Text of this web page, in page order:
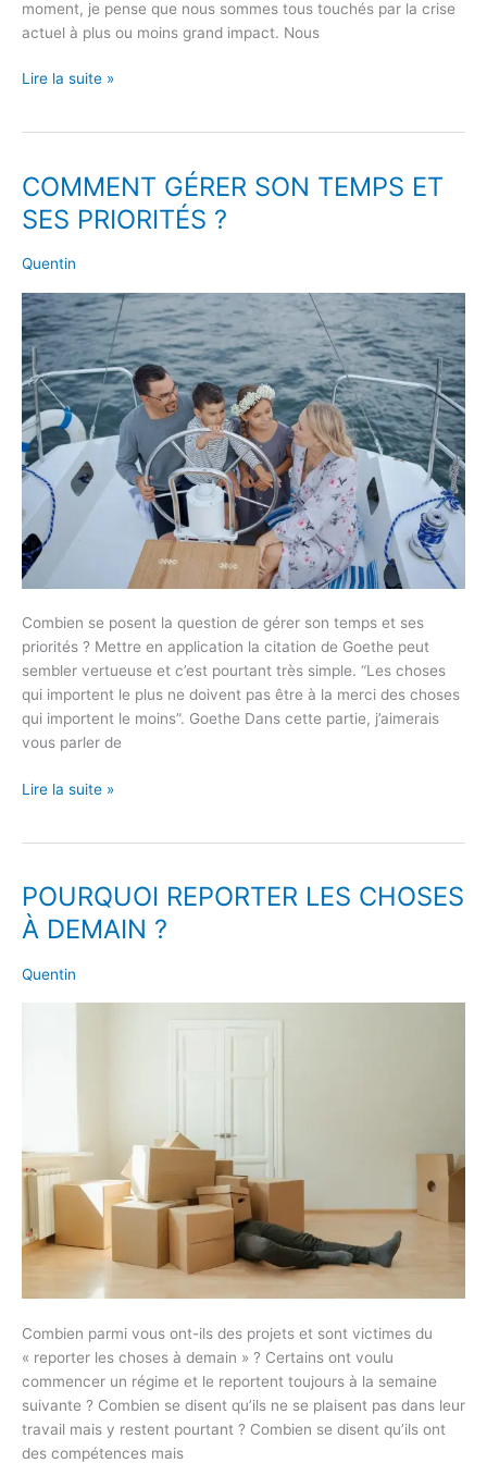
moment, je pense que nous sommes tous touchés par la crise
actuel à plus ou moins grand impact. Nous
Lire la suite »
COMMENT GÉRER SON TEMPS ET
SES PRIORITÉS ?
Quentin
Combien se posent la question de gérer son temps et ses
priorités ? Mettre en application la citation de Goethe peut
sembler vertueuse et c’est pourtant très simple. “Les choses
qui importent le plus ne doivent pas être à la merci des choses
qui importent le moins”. Goethe Dans cette partie, j’aimerais
vous parler de
COMMENT
GÉRER
SON
TEMPS
SES
PRIORITÉS
?
Lire la suite »
POURQUOI REPORTER LES CHOSES
À DEMAIN ?
Quentin
Combien parmi vous ont-ils des projets et sont victimes du
« reporter les choses à demain » ? Certains ont voulu
commencer un régime et le reportent toujours à la semaine
suivante ? Combien se disent qu’ils ne se plaisent pas dans leur
travail mais y restent pourtant ? Combien se disent qu’ils ont
des compétences mais
POURQUOI
REPORTER
LES